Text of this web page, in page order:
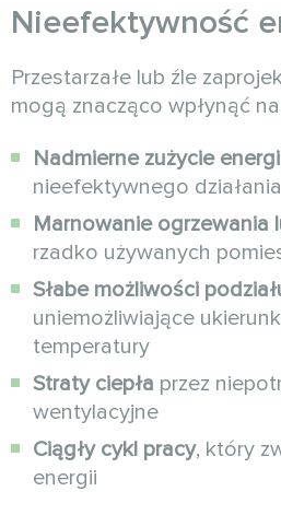
Nieefektywność
Przestarzałe lub źle
mogą znacząco wpłynąć
Nadmierne zużycie
nieefektywnego działania
Marnowanie ogrzewania
rzadko używanych
Słabe możliwości
uniemożliwiające
temperatury
Straty ciepła przez
wentylacyjne
Ciągły cykl pracy, który
energii